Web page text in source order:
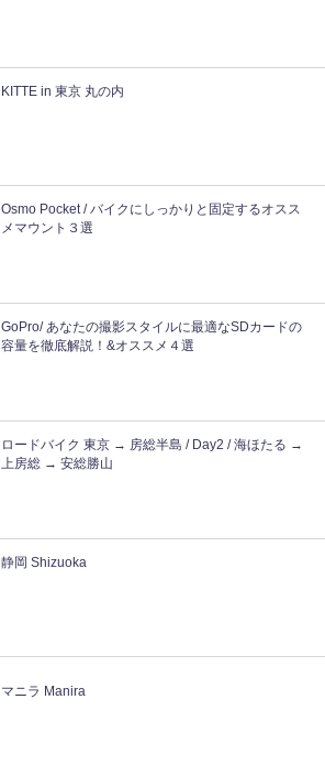
KITTE in 東京 丸の内
Osmo Pocket / バイクにしっかりと固定するオスス
メマウント３選
GoPro/ あなたの撮影スタイルに最適なSDカードの
容量を徹底解説！&オススメ４選
ロードバイク 東京 → 房総半島 / Day2 / 海ほたる →
上房総 → 安総勝山
静岡 Shizuoka
マニラ Manira